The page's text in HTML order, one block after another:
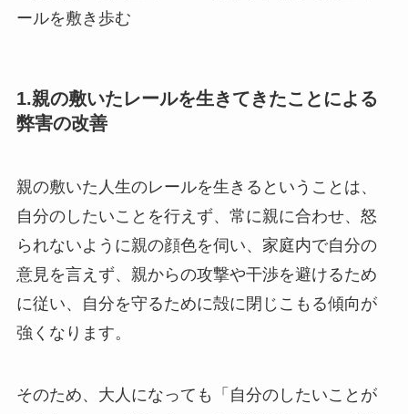
ールを敷き歩む
1.親の敷いたレールを生きてきたことによる
弊害の改善
親の敷いた人生のレールを生きるということは、
自分のしたいことを行えず、常に親に合わせ、怒
られないように親の顔色を伺い、家庭内で自分の
意見を言えず、親からの攻撃や干渉を避けるため
に従い、自分を守るために殻に閉じこもる傾向が
強くなります。
そのため、大人になっても「自分のしたいことが